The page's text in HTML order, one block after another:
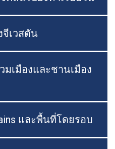
เวสตัน
เมืองและชานเมือง
และพื้นที่โดยรอบ